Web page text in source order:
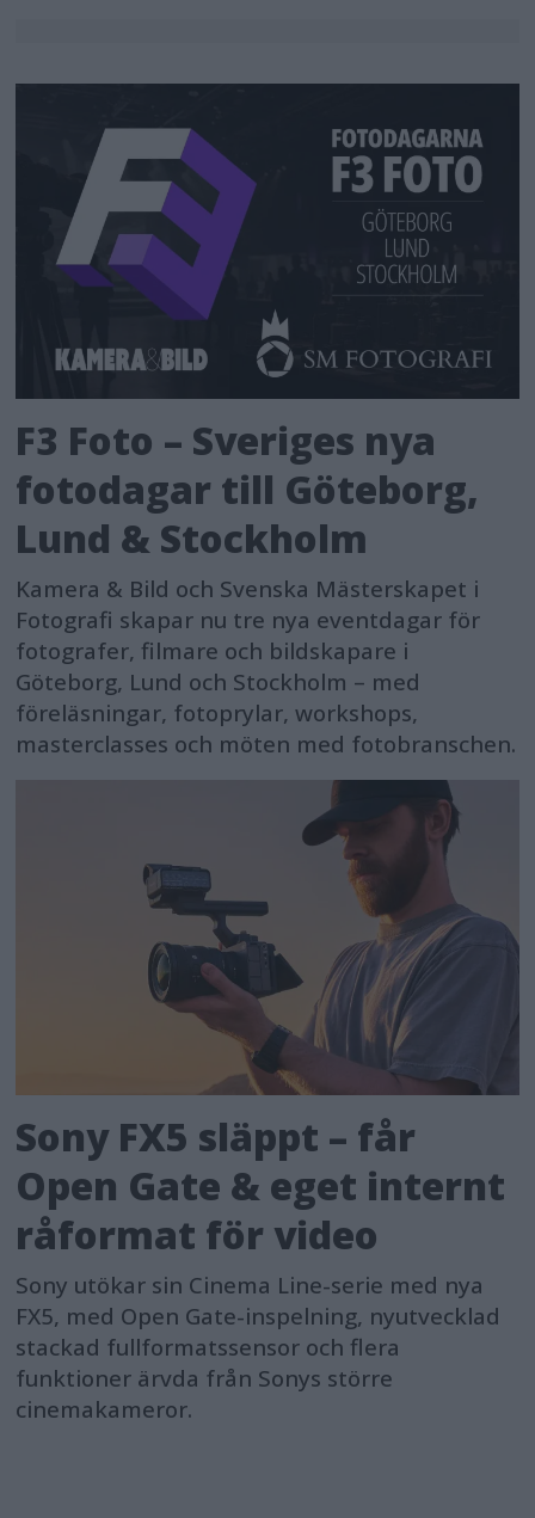
F3 Foto – Sveriges nya
fotodagar till Göteborg,
Lund & Stockholm
Kamera & Bild och Svenska Mästerskapet i
Fotografi skapar nu tre nya eventdagar för
fotografer, filmare och bildskapare i
Göteborg, Lund och Stockholm – med
föreläsningar, fotoprylar, workshops,
masterclasses och möten med fotobranschen.
Sony FX5 släppt – får
Open Gate & eget internt
råformat för video
Sony utökar sin Cinema Line-serie med nya
FX5, med Open Gate-inspelning, nyutvecklad
stackad fullformatssensor och flera
funktioner ärvda från Sonys större
cinemakameror.